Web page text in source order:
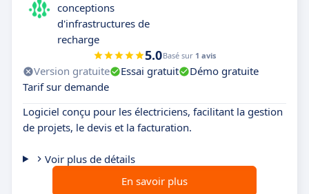
conceptions
d'infrastructures de
recharge
5.0Basé sur 1 avis
Version gratuite Essai gratuit
Démo gratuite
Tarif sur demande
Logiciel conçu pour les électriciens, facilitant la gestion
de projets, le devis et la facturation.
Voir plus de détails
En savoir plus